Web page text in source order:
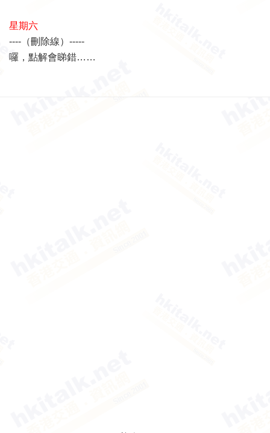
星期六
----（刪除線）-----
囉，點解會睇錯……